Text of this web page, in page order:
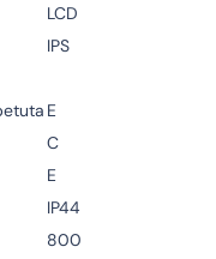
LCD
IPS
E
C
E
IP44
800